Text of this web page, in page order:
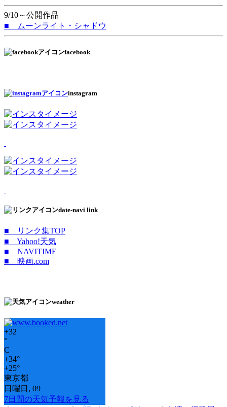
9/10～公開作品
■ ムーンライト・シャドウ
facebook
instagram
date-navi link
■ リンク集TOP
■ Yahoo!天気
■ NAVITIME
■ 映画.com
weather
+32
°
C
+34°
+25°
東京都
日曜日, 09
7日間の天気予報を見る